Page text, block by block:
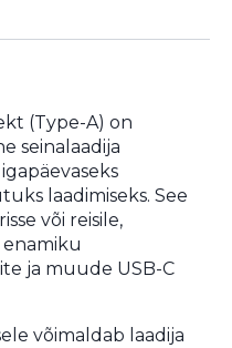
(Type-A) on
seinalaadija
laadimiseks. See
või reisile,
enamiku
ja muude USB-C
võimaldab laadija